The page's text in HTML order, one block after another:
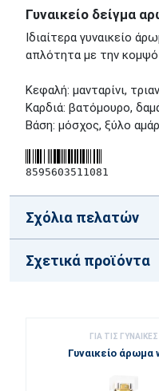
Γυναικείο δείγμα
Ιδιαίτερα γυναικείο
απλότητα με την
Κεφαλή: μανταρίνι,
Καρδιά: βατόμουρο,
Βάση: μόσχος, ξύλο
8595603511081
Σχόλια πελατών
Σχετικά προϊόντα
ΓΙΑ ΤΙΣ ΓΥΝΑΊΚΕΣ
Γυναικείο άρωμα